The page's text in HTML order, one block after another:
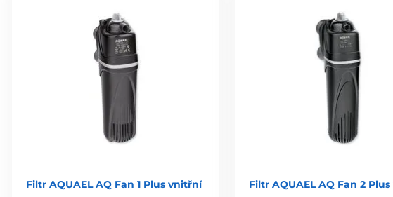
Filtr AQUAEL AQ Fan 1 Plus vnitřní Filtr AQUAEL AQ Fan 2